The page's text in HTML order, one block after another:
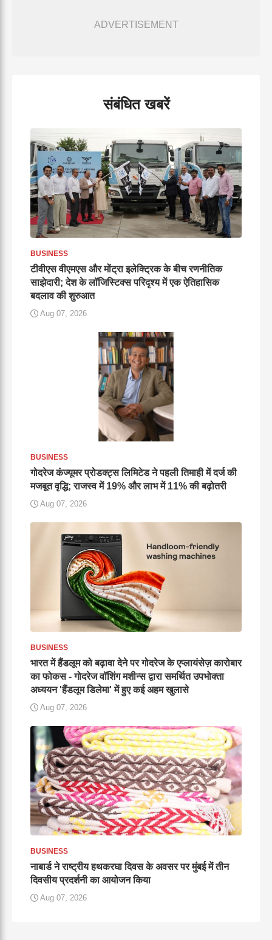
ADVERTISEMENT
संबंधित खबरें
BUSINESS
टीवीएस वीएमएस और मोंट्रा इलेक्ट्रिक के बीच रणनीतिक
साझेदारी; देश के लॉजिस्टिक्स परिदृश्य में एक ऐतिहासिक
बदलाव की शुरुआत
Aug 07, 2026
BUSINESS
गोदरेज कंज्यूमर प्रोडक्ट्स लिमिटेड ने पहली तिमाही में दर्ज की
मजबूत वृद्धि; राजस्व में 19% और लाभ में 11% की बढ़ोतरी
Aug 07, 2026
BUSINESS
भारत में हैंडलूम को बढ़ावा देने पर गोदरेज के एप्लायंसेज़ कारोबार
का फोकस - गोदरेज वॉशिंग मशीन्स द्वारा समर्थित उपभोक्ता
अध्ययन 'हैंडलूम डिलेमा' में हुए कई अहम खुलासे
Aug 07, 2026
BUSINESS
नाबार्ड ने राष्ट्रीय हथकरघा दिवस के अवसर पर मुंबई में तीन
दिवसीय प्रदर्शनी का आयोजन किया
Aug 07, 2026